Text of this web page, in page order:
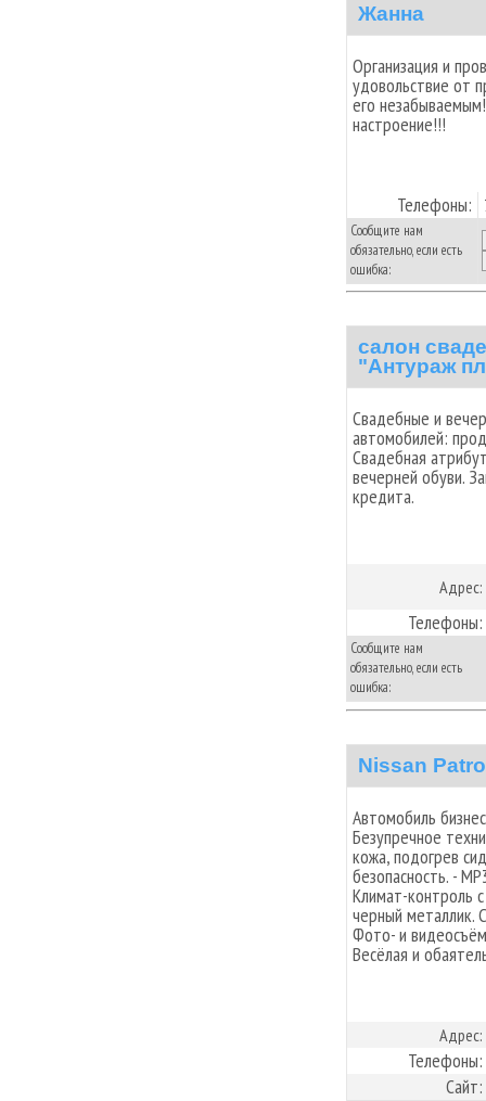
Жанна
Организация и
удовольствие от
его
настроение!!!
Телефоны:
Сообщите нам
обязательно, если есть
ошибка:
салон
"Антураж
Свадебные и
автомобилей:
Свадебная
вечерней обуви.
кредита.
Адрес:
Телефоны:
Сообщите нам
обязательно, если есть
ошибка:
Nissan
Автомобиль
Безупречное
кожа, подогрев
безопасность. -
Климат-контроль
черный металлик.
Фото- и
Весёлая и
Адрес:
Телефоны:
Сайт: